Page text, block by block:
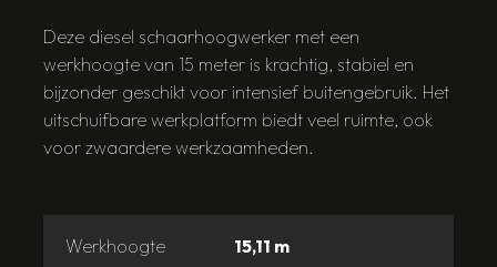
Deze diesel schaarhoogwerker met een
werkhoogte van 15 meter is krachtig, stabiel en
bijzonder geschikt voor intensief buitengebruik. Het
uitschuifbare werkplatform biedt veel ruimte, ook
voor zwaardere werkzaamheden.
Werkhoogte 15,11 m